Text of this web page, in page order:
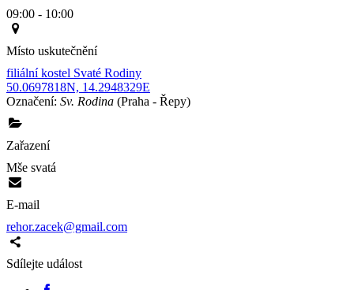
09:00 - 10:00
Místo uskutečnění
filiální kostel Svaté Rodiny
50.0697818N, 14.2948329E
Označení: Sv. Rodina (Praha - Řepy)
Zařazení
Mše svatá
E-mail
rehor.zacek@gmail.com
Sdílejte událost